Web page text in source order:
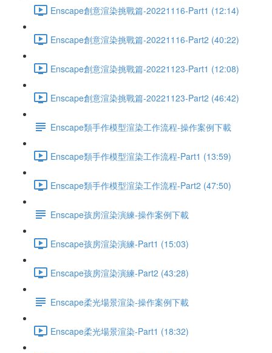
Enscape創意渲染挑戰篇-20221116-Part1 (12:14)
Enscape創意渲染挑戰篇-20221116-Part2 (40:22)
Enscape創意渲染挑戰篇-20221123-Part1 (12:08)
Enscape創意渲染挑戰篇-20221123-Part2 (46:42)
Enscape類手作模型渲染工作流程-操作案例下載
Enscape類手作模型渲染工作流程-Part1 (13:59)
Enscape類手作模型渲染工作流程-Part2 (47:50)
Enscape孩房渲染演練-操作案例下載
Enscape孩房渲染演練-Part1 (15:03)
Enscape孩房渲染演練-Part2 (43:28)
Enscape柔光場景渲染-操作案例下載
Enscape柔光場景渲染-Part1 (18:32)